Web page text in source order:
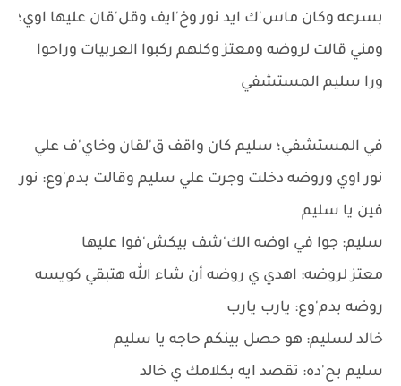
بسرعه وكان ماس'ك ايد نور وخ'ايف وقل'قان عليها اوي؛
ومني قالت لروضه ومعتز وكلهم ركبوا العربيات وراحوا
ورا سليم المستشفي
في المستشفي؛ سليم كان واقف ق'لقان وخاي'ف علي
نور اوي وروضه دخلت وجرت علي سليم وقالت بدم'وع: نور
فين يا سليم
سليم: جوا في اوضه الك'شف بيكش'فوا عليها
معتز لروضه: اهدي ي روضه أن شاء الله هتبقي كويسه
روضه بدم'وع: يارب يارب
خالد لسليم: هو حصل بينكم حاجه يا سليم
سليم بح'ده: تقصد ايه بكلامك ي خالد